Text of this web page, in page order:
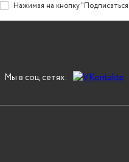
Нажимая на кнопку
Мы в соц сетях: